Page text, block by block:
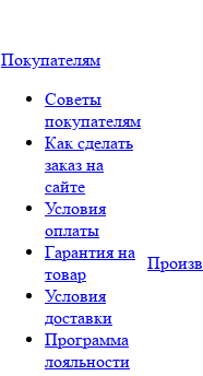
Покупателям
Советы
покупателям
Как сделать
заказ на
сайте
Условия
оплаты
Гарантия на
товар
Условия
доставки
Программа
лояльности